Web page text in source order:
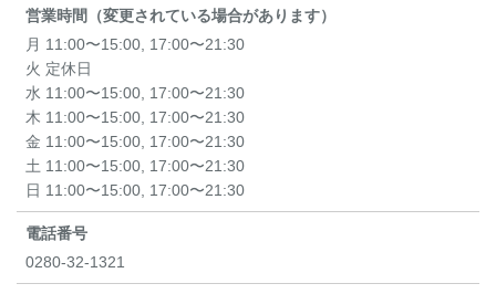
営業時間（変更されている場合があります）
月 11:00〜15:00, 17:00〜21:30
火 定休日
水 11:00〜15:00, 17:00〜21:30
木 11:00〜15:00, 17:00〜21:30
金 11:00〜15:00, 17:00〜21:30
土 11:00〜15:00, 17:00〜21:30
日 11:00〜15:00, 17:00〜21:30
電話番号
0280-32-1321